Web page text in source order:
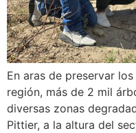
En aras de preservar
región, más de 2 mil
diversas zonas
Pittier, a la altura del